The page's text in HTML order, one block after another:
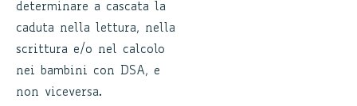
determinare a cascata la
caduta nella lettura, nella
scrittura e/o nel calcolo
nei bambini con DSA, e
non viceversa.